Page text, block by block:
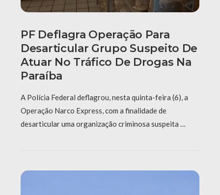
PF Deflagra Operação Para
Desarticular Grupo Suspeito De
Atuar No Tráfico De Drogas Na
Paraíba
A Polícia Federal deflagrou, nesta quinta-feira (6), a
Operação Narco Express, com a finalidade de
desarticular uma organização criminosa suspeita …